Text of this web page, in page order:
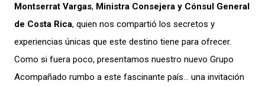
Montserrat Vargas, Ministra Consejera y Cónsul General
de Costa Rica, quien nos compartió los secretos y
experiencias únicas que este destino tiene para ofrecer.
Como si fuera poco, presentamos nuestro nuevo Grupo
Acompañado rumbo a este fascinante país… una invitación